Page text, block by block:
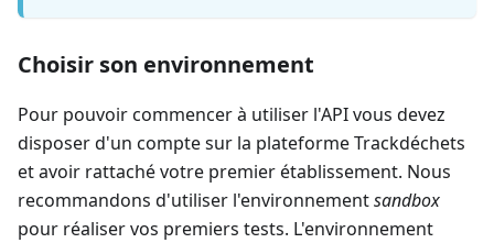
Choisir son environnement
Pour pouvoir commencer à utiliser l'API vous devez
disposer d'un compte sur la plateforme Trackdéchets
et avoir rattaché votre premier établissement. Nous
recommandons d'utiliser l'environnementsandbox
pour réaliser vos premiers tests. L'environnement